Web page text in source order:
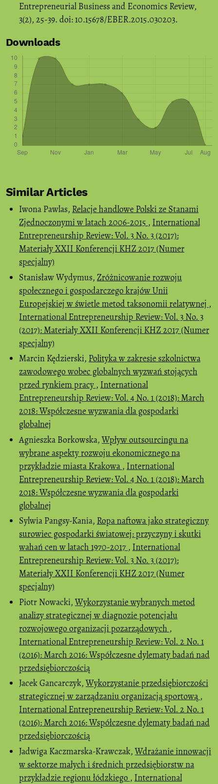
Entrepreneurial Business and Economics Review,
3(2), 25-39. doi: 10.15678/EBER.2015.030203.
Downloads
Similar Articles
Iwona Pawlas, Relacje handlowe Polski ze Stanami
Zjednoczonymi w latach 2006-2015 , International
Entrepreneurship Review: Vol. 3 No. 3 (2017):
Materiały XXII Konferencji KHZ 2017 (Numer
specjalny)
Stanisław Wydymus, Zróżnicowanie rozwoju
społecznego i gospodarczego krajów Unii
Europejskiej w świetle metod taksonomii relatywnej ,
International Entrepreneurship Review: Vol. 3 No. 3
(2017): Materiały XXII Konferencji KHZ 2017 (Numer
specjalny)
Marcin Kędzierski, Polityka w zakresie szkolnictwa
zawodowego wobec globalnych wyzwań stojących
przed rynkiem pracy , International
Entrepreneurship Review: Vol. 4 No. 1 (2018): March
2018: Współczesne wyzwania dla gospodarki
globalnej
Agnieszka Borkowska, Wpływ outsourcingu na
wybrane aspekty rozwoju ekonomicznego na
przykładzie miasta Krakowa , International
Entrepreneurship Review: Vol. 4 No. 1 (2018): March
2018: Współczesne wyzwania dla gospodarki
globalnej
Sylwia Pangsy-Kania, Ropa naftowa jako strategiczny
surowiec gospodarki światowej: przyczyny i skutki
wahań cen w latach 1970-2017 , International
Entrepreneurship Review: Vol. 3 No. 3 (2017):
Materiały XXII Konferencji KHZ 2017 (Numer
specjalny)
Piotr Nowacki, Wykorzystanie wybranych metod
analizy strategicznej w diagnozie potencjału
rozwojowego organizacji pozarządowych ,
International Entrepreneurship Review: Vol. 2 No. 1
(2016): March 2016: Współczesne dylematy badań nad
przedsiębiorczością
Jacek Gancarczyk, Wykorzystanie przedsiębiorczości
strategicznej w zarządzaniu organizacją sportową ,
International Entrepreneurship Review: Vol. 2 No. 1
(2016): March 2016: Współczesne dylematy badań nad
przedsiębiorczością
Jadwiga Kaczmarska-Krawczak, Wdrażanie innowacji
w sektorze małych i średnich przedsiębiorstw na
przykładzie regionu łódzkiego , International